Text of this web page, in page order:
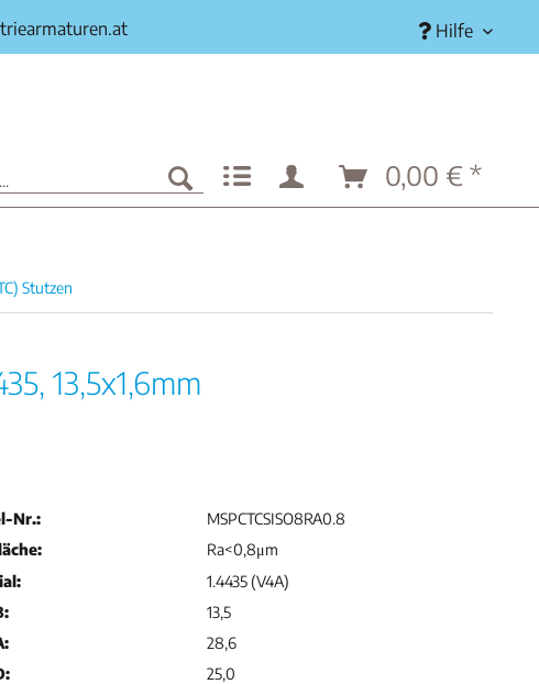
Hilfe
0,00 € *
Stutzen
13,5x1,6mm
Nr.:
MSPCTCSISO8RA0.8
Ra<0,8μm
1.4435 (V4A)
13,5
28,6
25,0